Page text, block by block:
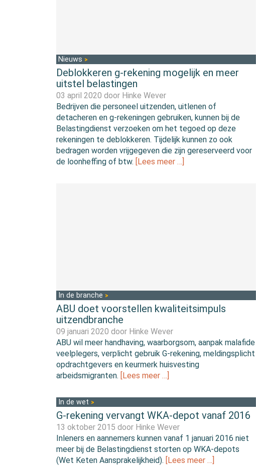
Nieuws
Deblokkeren g-rekening mogelijk en meer
uitstel belastingen
03 april 2020 door Hinke Wever
Bedrijven die personeel uitzenden, uitlenen of
detacheren en g-rekeningen gebruiken, kunnen bij de
Belastingdienst verzoeken om het tegoed op deze
rekeningen te deblokkeren. Tijdelijk kunnen zo ook
bedragen worden vrijgegeven die zijn gereserveerd voor
de loonheffing of btw. [Lees meer …]
In de branche
ABU doet voorstellen kwaliteitsimpuls
uitzendbranche
09 januari 2020 door Hinke Wever
ABU wil meer handhaving, waarborgsom, aanpak malafide
veelplegers, verplicht gebruik G-rekening, meldingsplicht
opdrachtgevers en keurmerk huisvesting
arbeidsmigranten.
[Lees meer …]
In de wet
G-rekening vervangt WKA-depot vanaf 2016
13 oktober 2015 door Hinke Wever
Inleners en aannemers kunnen vanaf 1 januari 2016 niet
meer bij de Belastingdienst storten op WKA-depots
(Wet Keten Aansprakelijkheid).
[Lees meer …]